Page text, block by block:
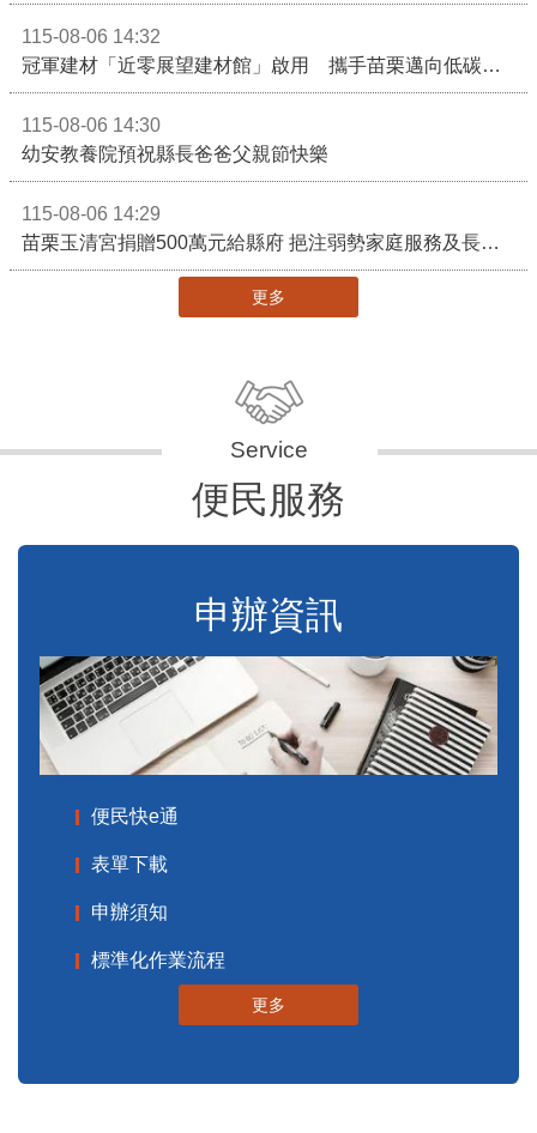
115-08-06 14:32
冠軍建材「近零展望建材館」啟用 攜手苗栗邁向低碳建築新未來
115-08-06 14:30
幼安教養院預祝縣長爸爸父親節快樂
115-08-06 14:29
苗栗玉清宮捐贈500萬元給縣府 挹注弱勢家庭服務及長照醫療資源
更多
便民服務
申辦資訊
便民快e通
表單下載
申辦須知
標準化作業流程
更多